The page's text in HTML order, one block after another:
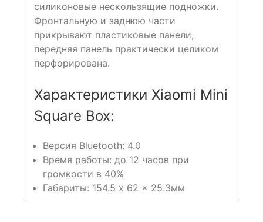
силиконовые нескользящие подножки.
Фронтальную и заднюю части
прикрывают пластиковые панели,
передняя панель практически целиком
перфорирована.
Характеристики Xiaomi Mini
Square Box:
Версия Bluetooth: 4.0
Время работы: до 12 часов при
громкости в 40%
Габариты: 154.5 x 62 x 25.3мм